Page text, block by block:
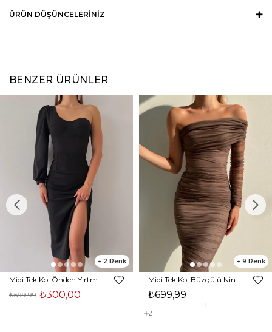
ÜRÜN DÜŞÜNCELERINIZ
BENZER ÜRÜNLER
2
₺300,00
₺599,99
9
₺699,99
2